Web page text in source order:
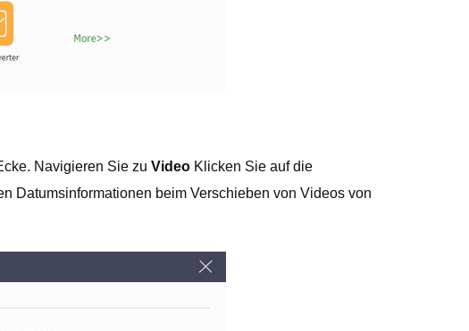
Navigieren Sie zu Video Klicken Sie auf die
Datumsinformationen beim Verschieben von Videos von